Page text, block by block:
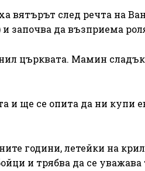
вятърът след речта на
започва да възприема
църквата. Мамин
и ще се опита да ни купи
години, летейки на
и трябва да се